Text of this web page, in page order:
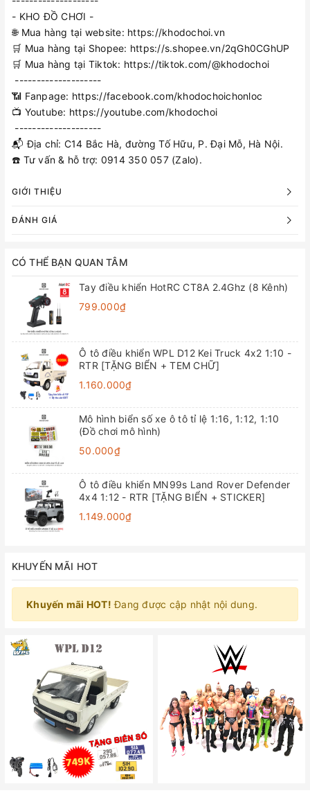
- KHO ĐỒ CHƠI -
🌐 Mua hàng tại website: https://khodochoi.vn
🛒 Mua hàng tại Shopee: https://s.shopee.vn/2qGh0CGhUP
🛒 Mua hàng tại Tiktok: https://tiktok.com/@khodochoi
--------------------
📶 Fanpage: https://facebook.com/khodochoichonloc
📺 Youtube: https://youtube.com/khodochoi
--------------------
📬 Địa chỉ: C14 Bắc Hà, đường Tố Hữu, P. Đại Mỗ, Hà Nội.
☎️ Tư vấn & hỗ trợ: 0914 350 057 (Zalo).
GIỚI THIỆU
ĐÁNH GIÁ
CÓ THỂ BẠN QUAN TÂM
Tay điều khiển HotRC CT8A 2.4Ghz (8 Kênh)
799.000₫
Ô tô điều khiển WPL D12 Kei Truck 4x2 1:10 -
RTR [TẶNG BIỂN + TEM CHỮ]
1.160.000₫
Mô hình biển số xe ô tô tỉ lệ 1:16, 1:12, 1:10
(Đồ chơi mô hình)
50.000₫
Ô tô điều khiển MN99s Land Rover Defender
4x4 1:12 - RTR [TẶNG BIỂN + STICKER]
1.149.000₫
KHUYẾN MÃI HOT
Khuyến mãi HOT! Đang được cập nhật nội dung.